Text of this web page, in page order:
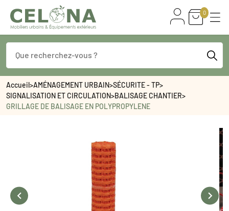
0
Accueil>AMÉNAGEMENT URBAIN>SÉCURITE - TP>
SIGNALISATION ET CIRCULATION>BALISAGE CHANTIER>
GRILLAGE DE BALISAGE EN POLYPROPYLENE
 